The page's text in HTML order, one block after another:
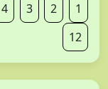
1
2
3
4
12